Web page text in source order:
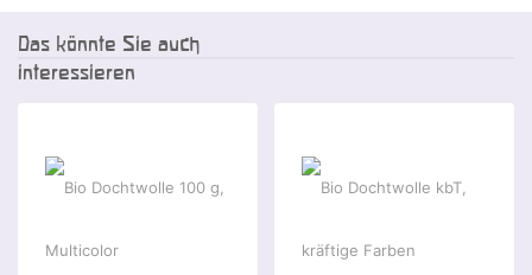
Das könnte Sie auch
interessieren